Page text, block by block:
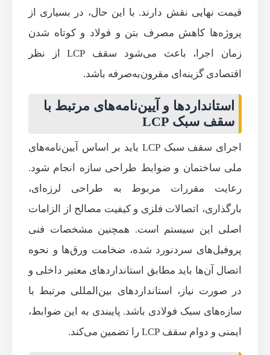
قیمت نهایی نقش دارند. با این حال، در بسیاری از
پروژه‌ها کاهش مصرف بتن و فولاد و کوتاه شدن
زمان اجرا، باعث می‌شود سقف LCP از نظر
اقتصادی گزینه‌ای مقرون‌به‌صرفه باشد.
استانداردها و آیین‌نامه‌های مرتبط با
سقف سبک LCP
اجرای سقف سبک LCP باید بر اساس آیین‌نامه‌های
ملی ساختمان و ضوابط طراحی سازه انجام شود.
رعایت مقررات مربوط به طراحی لرزه‌ای،
بارگذاری، اتصالات فلزی و کیفیت مصالح از الزامات
اصلی این سیستم است. همچنین مشخصات فنی
پروفیل‌های سردنورد شده، ضخامت ورق‌ها و نحوه
اتصال آن‌ها باید مطابق استانداردهای معتبر داخلی و
در صورت نیاز، استانداردهای بین‌المللی مرتبط با
سازه‌های سبک فولادی باشد. پایبندی به این ضوابط،
ایمنی و دوام سقف LCP را تضمین می‌کند.